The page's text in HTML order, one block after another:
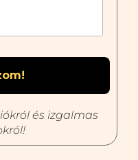
és izgalmas